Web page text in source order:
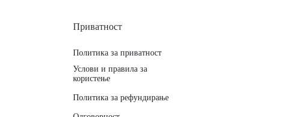
Приватност
Политика за приватност
Услови и правила за
користење
Политика за рефундирање